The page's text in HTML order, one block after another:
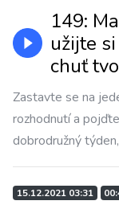
149:
užijte
chuť
Zastavte se na
rozhodnutí a
dobrodružný
15.12.2021 03:31